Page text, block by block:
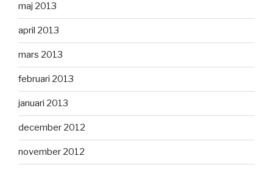
maj 2013
april 2013
mars 2013
februari 2013
januari 2013
december 2012
november 2012